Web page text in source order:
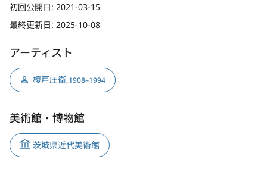
初回公開日: 2021-03-15
最終更新日: 2025-10-08
アーティスト
榎戸庄衛,1908–1994
美術館・博物館
茨城県近代美術館